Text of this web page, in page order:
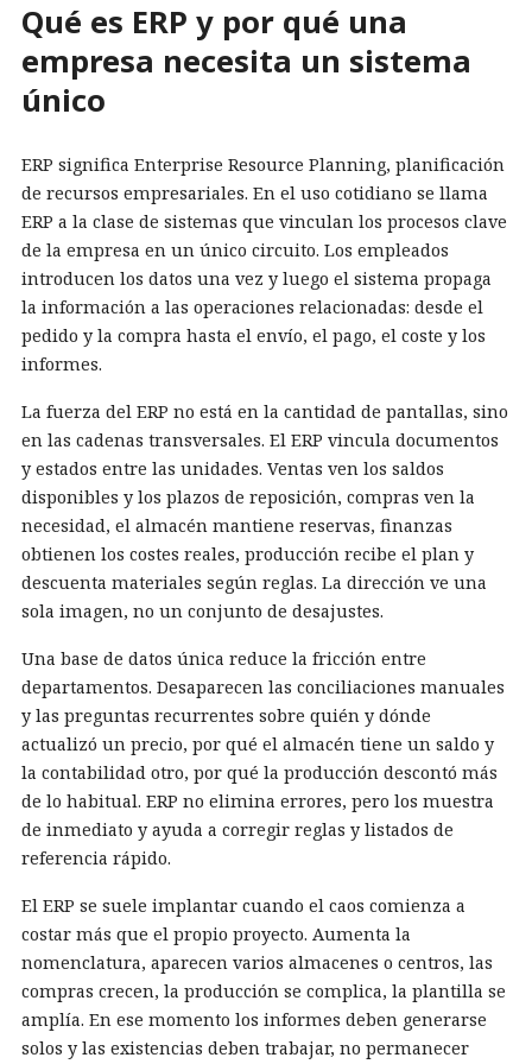
Qué es ERP y por qué una
empresa necesita un sistema
único
ERP significa Enterprise Resource Planning, planificación
de recursos empresariales. En el uso cotidiano se llama
ERP a la clase de sistemas que vinculan los procesos clave
de la empresa en un único circuito. Los empleados
introducen los datos una vez y luego el sistema propaga
la información a las operaciones relacionadas: desde el
pedido y la compra hasta el envío, el pago, el coste y los
informes.
La fuerza del ERP no está en la cantidad de pantallas, sino
en las cadenas transversales. El ERP vincula documentos
y estados entre las unidades. Ventas ven los saldos
disponibles y los plazos de reposición, compras ven la
necesidad, el almacén mantiene reservas, finanzas
obtienen los costes reales, producción recibe el plan y
descuenta materiales según reglas. La dirección ve una
sola imagen, no un conjunto de desajustes.
Una base de datos única reduce la fricción entre
departamentos. Desaparecen las conciliaciones manuales
y las preguntas recurrentes sobre quién y dónde
actualizó un precio, por qué el almacén tiene un saldo y
la contabilidad otro, por qué la producción descontó más
de lo habitual. ERP no elimina errores, pero los muestra
de inmediato y ayuda a corregir reglas y listados de
referencia rápido.
El ERP se suele implantar cuando el caos comienza a
costar más que el propio proyecto. Aumenta la
nomenclatura, aparecen varios almacenes o centros, las
compras crecen, la producción se complica, la plantilla se
amplía. En ese momento los informes deben generarse
solos y las existencias deben trabajar, no permanecer